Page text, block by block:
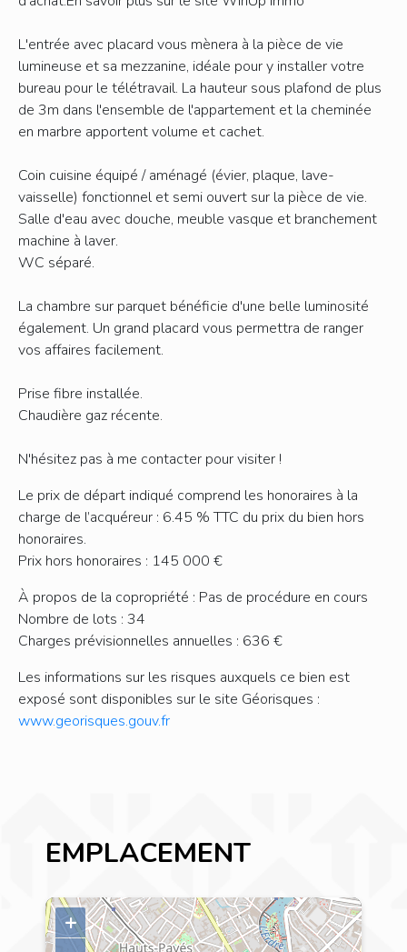
L'entrée avec placard vous mènera à la pièce de vie
lumineuse et sa mezzanine, idéale pour y installer votre
bureau pour le télétravail. La hauteur sous plafond de plus
de 3m dans l'ensemble de l'appartement et la cheminée
en marbre apportent volume et cachet.
Coin cuisine équipé / aménagé (évier, plaque, lave-
vaisselle) fonctionnel et semi ouvert sur la pièce de vie.
Salle d'eau avec douche, meuble vasque et branchement
machine à laver.
WC séparé.
La chambre sur parquet bénéficie d'une belle luminosité
également. Un grand placard vous permettra de ranger
vos affaires facilement.
Prise fibre installée.
Chaudière gaz récente.
N'hésitez pas à me contacter pour visiter !
Le prix de départ indiqué comprend les honoraires à la
charge de l’acquéreur : 6.45 % TTC du prix du bien hors
honoraires.
Prix hors honoraires : 145 000 €
À propos de la copropriété : Pas de procédure en cours
Nombre de lots : 34
Charges prévisionnelles annuelles : 636 €
Les informations sur les risques auxquels ce bien est
exposé sont disponibles sur le site Géorisques :
www.georisques.gouv.fr
EMPLACEMENT
+